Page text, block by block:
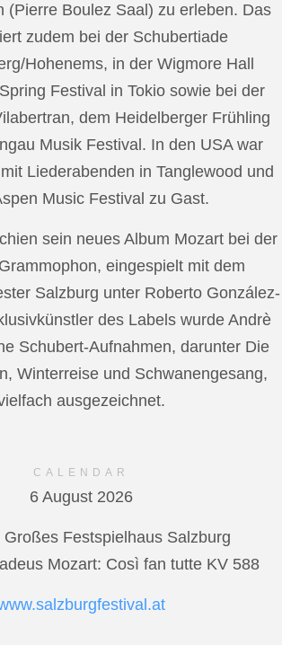
(Pierre Boulez Saal) zu erleben. Das
zudem bei der Schubertiade
Hohenems, in der Wigmore Hall
Festival in Tokio sowie bei der
dem Heidelberger Frühling
Musik Festival. In den USA war
Liederabenden in Tanglewood und
Music Festival zu Gast.
sein neues Album Mozart bei der
eingespielt mit dem
Salzburg unter Roberto González-
des Labels wurde Andrè
Schubert-Aufnahmen, darunter Die
Winterreise und Schwanengesang,
ausgezeichnet.
CALENDAR
6 August 2026
Großes Festspielhaus Salzburg
Mozart: Così fan tutte KV 588